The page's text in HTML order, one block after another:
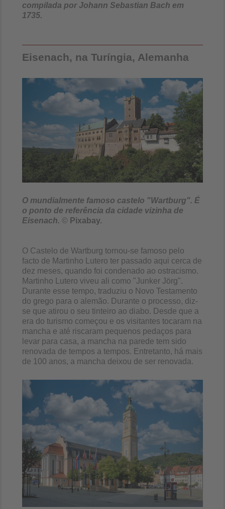
compilada por Johann Sebastian Bach em
1735.
Eisenach, na Turíngia, Alemanha
O mundialmente famoso castelo "Wartburg". É
o ponto de referência da cidade vizinha de
Eisenach. © Pixabay.
O Castelo de Wartburg tornou-se famoso pelo
facto de Martinho Lutero ter passado aqui cerca de
dez meses, quando foi condenado ao ostracismo.
Martinho Lutero viveu ali como "Junker Jörg".
Durante esse tempo, traduziu o Novo Testamento
do grego para o alemão. Durante o processo, diz-
se que atirou o seu tinteiro ao diabo. Desde que a
era do turismo começou e os visitantes tocaram na
mancha e até riscaram pequenos pedaços para
levar para casa, a mancha na parede tem sido
renovada de tempos a tempos. Entretanto, há mais
de 100 anos, a mancha deixou de ser renovada.